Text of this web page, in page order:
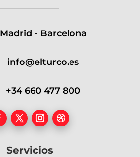
Madrid - Barcelona
info@elturco.es
+34 660 477 800
Servicios